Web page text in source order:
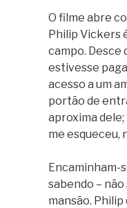
O filme abre
Philip Vickers
campo. Desce
estivesse
acesso a um
portão de
aproxima dele;
me esqueceu,
Encaminham-
sabendo –
mansão. Philip